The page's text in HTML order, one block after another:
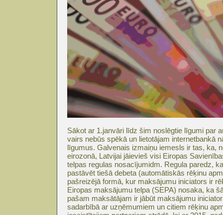
Sākot ar 1.janvāri līdz šim noslēgtie līgumi par
vairs nebūs spēkā un lietotājam internetbankā
līgumus. Galvenais izmaiņu iemesls ir tas, ka,
eirozonā, Latvijai jāievieš visi Eiropas
telpas regulas nosacījumidm. Regula paredz,
pastāvēt tiešā debeta (automātiskās rēķinu
pašreizējā formā, kur maksājumu iniciators ir
Eiropas maksājumu telpa (SEPA) nosaka, ka
pašam maksātājam ir jābūt maksājumu
sadarbībā ar uzņēmumiem un citiem rēķinu